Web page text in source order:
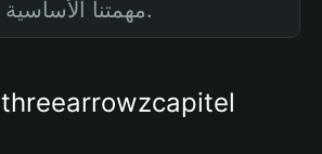
مهمتنا الأساسية.
حول محفظة threearrowzcapitel